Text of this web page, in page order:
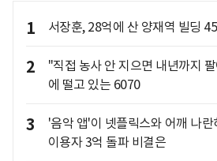
1 서장훈, 28억에 산 양재역 빌딩
2
"직접 농사 안 지으면 내년까지
에 떨고 있는 6070
3
'음악 앱'이 넷플릭스와 어깨 나
이용자 3억 돌파 비결은